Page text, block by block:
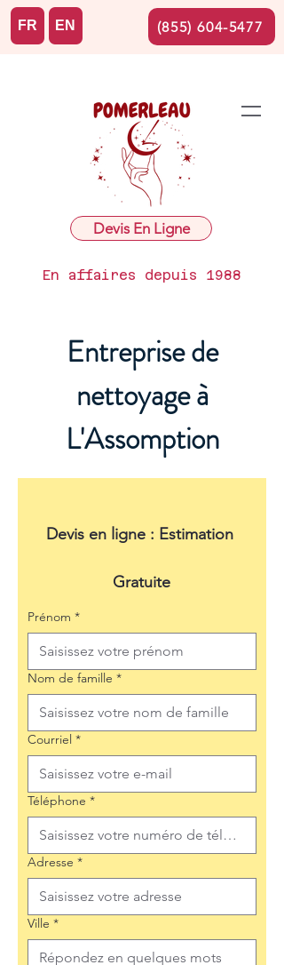
Devis En Ligne
En affaires depuis 1988
FR EN (855) 604-5477
Entreprise de
nettoyage à
L'Assomption
Devis en ligne : Estimation
Gratuite
Prénom *
Nom de famille *
Courriel *
Téléphone *
Adresse *
Ville *